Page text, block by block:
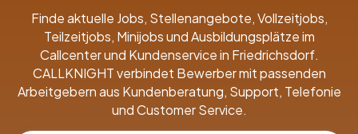
Finde aktuelle Jobs, Stellenangebote, Vollzeitjobs,
Teilzeitjobs, Minijobs und Ausbildungsplätze im
Callcenter und Kundenservice in Friedrichsdorf.
CALLKNIGHT verbindet Bewerber mit passenden
Arbeitgebern aus Kundenberatung, Support, Telefonie
und Customer Service.